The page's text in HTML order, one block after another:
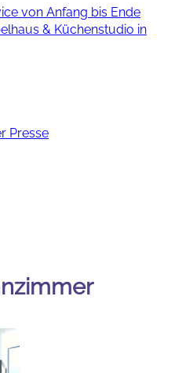
von Anfang bis Ende
& Küchenstudio in
Presse